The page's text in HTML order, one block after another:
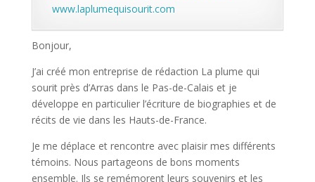
www.laplumequisourit.com
Bonjour,
J’ai créé mon entreprise de rédaction La plume qui
sourit près d’Arras dans le Pas-de-Calais et je
développe en particulier l’écriture de biographies et de
récits de vie dans les Hauts-de-France.
Je me déplace et rencontre avec plaisir mes différents
témoins. Nous partageons de bons moments
ensemble. Ils se remémorent leurs souvenirs et les